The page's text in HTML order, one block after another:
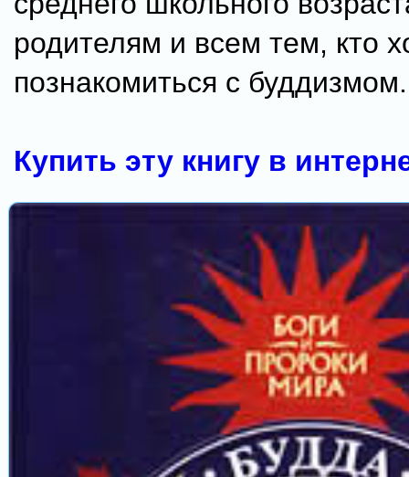
родителям и всем тем, кто
познакомиться с буддизмом.
Купить эту книгу в